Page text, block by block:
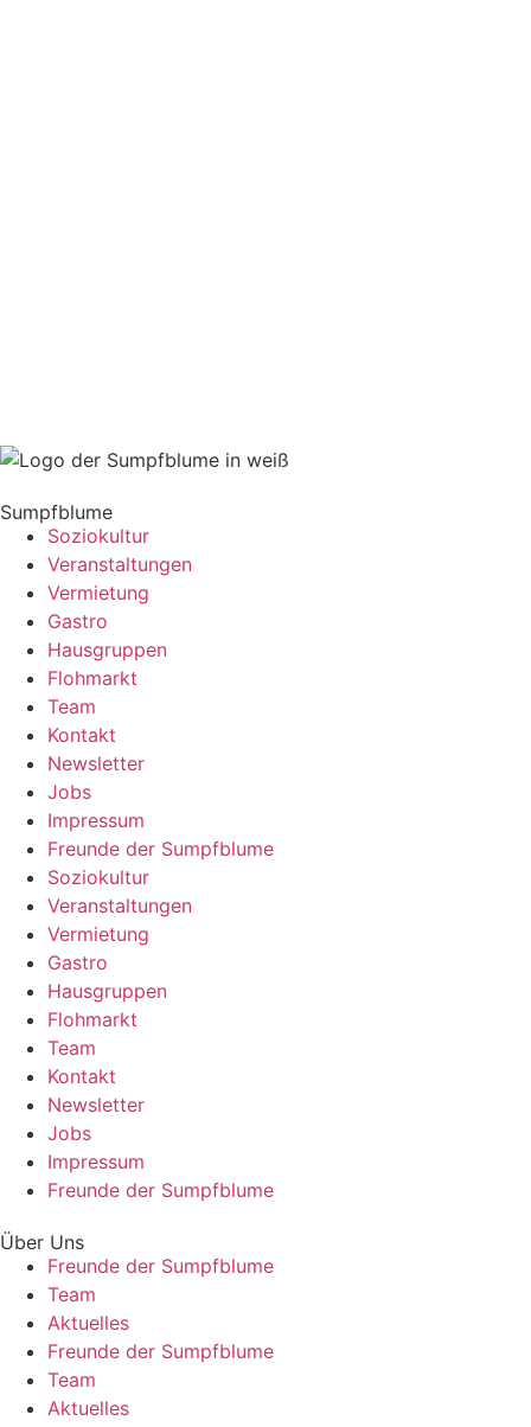
Sumpfblume
Soziokultur
Veranstaltungen
Vermietung
Gastro
Hausgruppen
Flohmarkt
Team
Kontakt
Newsletter
Jobs
Impressum
Freunde der Sumpfblume
Soziokultur
Veranstaltungen
Vermietung
Gastro
Hausgruppen
Flohmarkt
Team
Kontakt
Newsletter
Jobs
Impressum
Freunde der Sumpfblume
Über Uns
Freunde der Sumpfblume
Team
Aktuelles
Freunde der Sumpfblume
Team
Aktuelles